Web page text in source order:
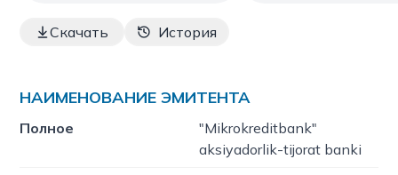
Скачать История
НАИМЕНОВАНИЕ ЭМИТЕНТА
Полное
"Mikrokreditbank"
aksiyadorlik-tijorat banki